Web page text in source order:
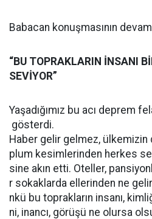
Babacan konuşmasının
“BU TOPRAKLARIN İNSANI
SEVİYOR”
Yaşadığımız bu acı deprem
gösterdi.
Haber gelir gelmez, ülkemizin
plum kesimlerinden herkes
sine akın etti. Oteller,
r sokaklarda ellerinden ne
nkü bu toprakların insanı,
ni, inancı, görüşü ne olursa